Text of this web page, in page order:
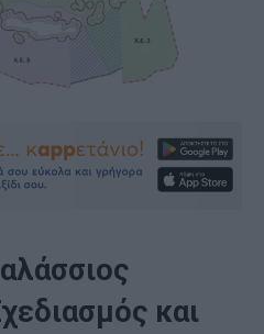
και